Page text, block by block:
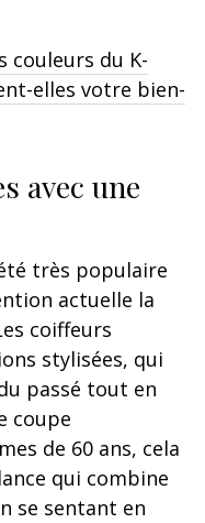
couleurs du K-
elles votre bien-
avec une
très populaire
actuelle la
coiffeurs
stylisées, qui
passé tout en
coupe
de 60 ans, cela
qui combine
se sentant en